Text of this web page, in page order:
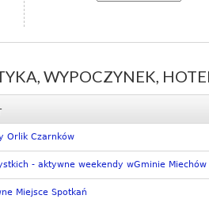
WYPOCZYNEK,
Orlik Czarnków
- aktywne weekendy wGminie Miechów
Miejsce Spotkań